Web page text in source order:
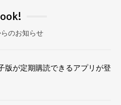
のお知らせ
版が定期購読できるアプリが登